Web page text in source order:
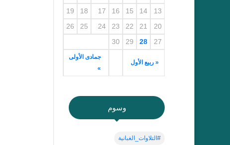
« ربيع الأول
جمادى الأولى
»
13
14
15
16
17
18
19
20
21
22
23
24
25
26
27
28
29
30
وسوم
#التلاوات_الغبانية